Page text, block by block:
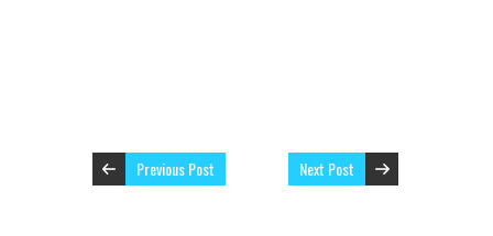
Previous Post Next Post